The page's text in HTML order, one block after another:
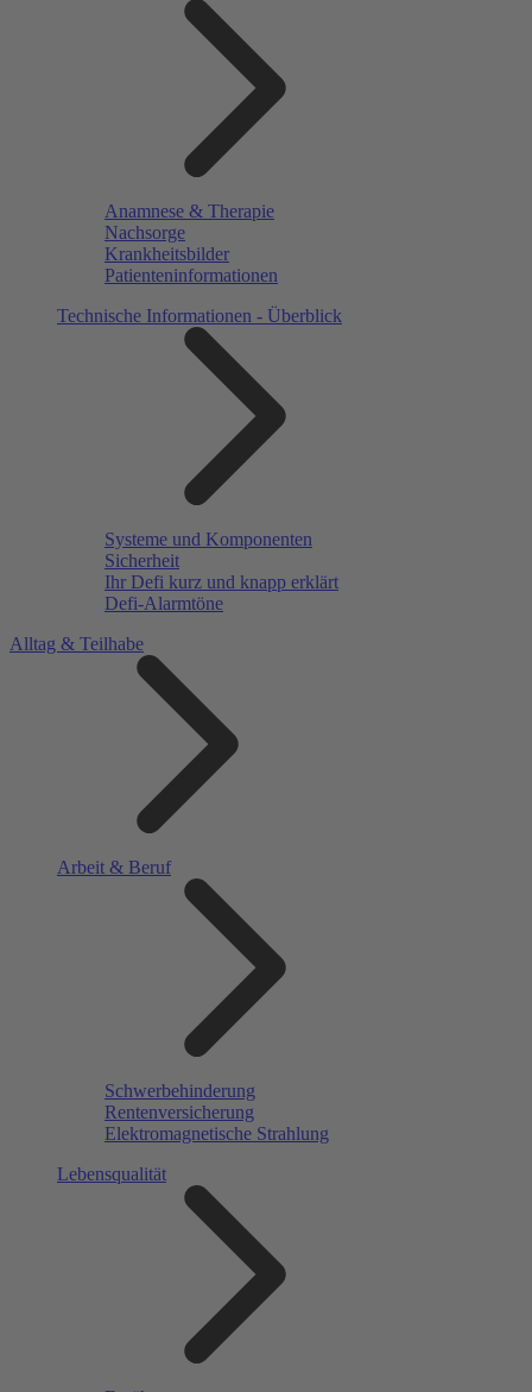
Anamnese & Therapie
Nachsorge
Krankheitsbilder
Patienteninformationen
Technische Informationen - Überblick
Systeme und Komponenten
Sicherheit
Ihr Defi kurz und knapp erklärt
Defi-Alarmtöne
Alltag & Teilhabe
Arbeit & Beruf
Schwerbehinderung
Rentenversicherung
Elektromagnetische Strahlung
Lebensqualität